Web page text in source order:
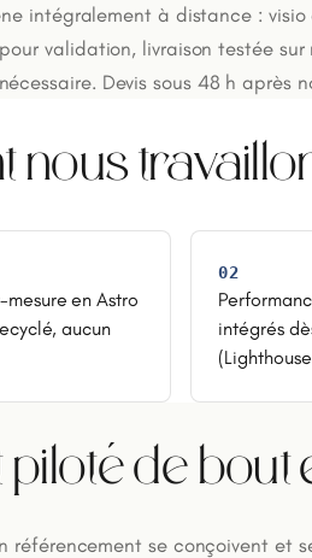
intégralement à distance :
validation, livraison testée
Devis sous 48 h après
nous
en Astro
aucun
02
intégrés
de bout
référencement se conçoivent et